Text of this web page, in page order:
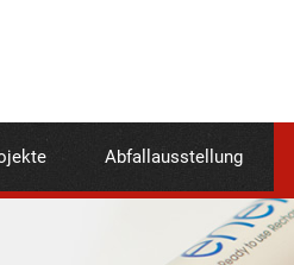
Abfallausstellung